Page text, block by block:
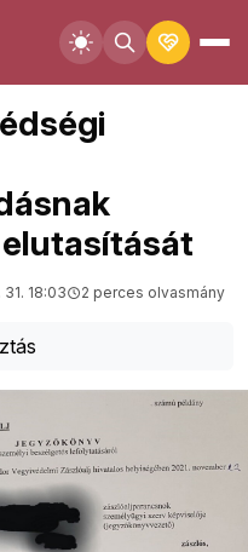
18:03 2 perces olvasmány